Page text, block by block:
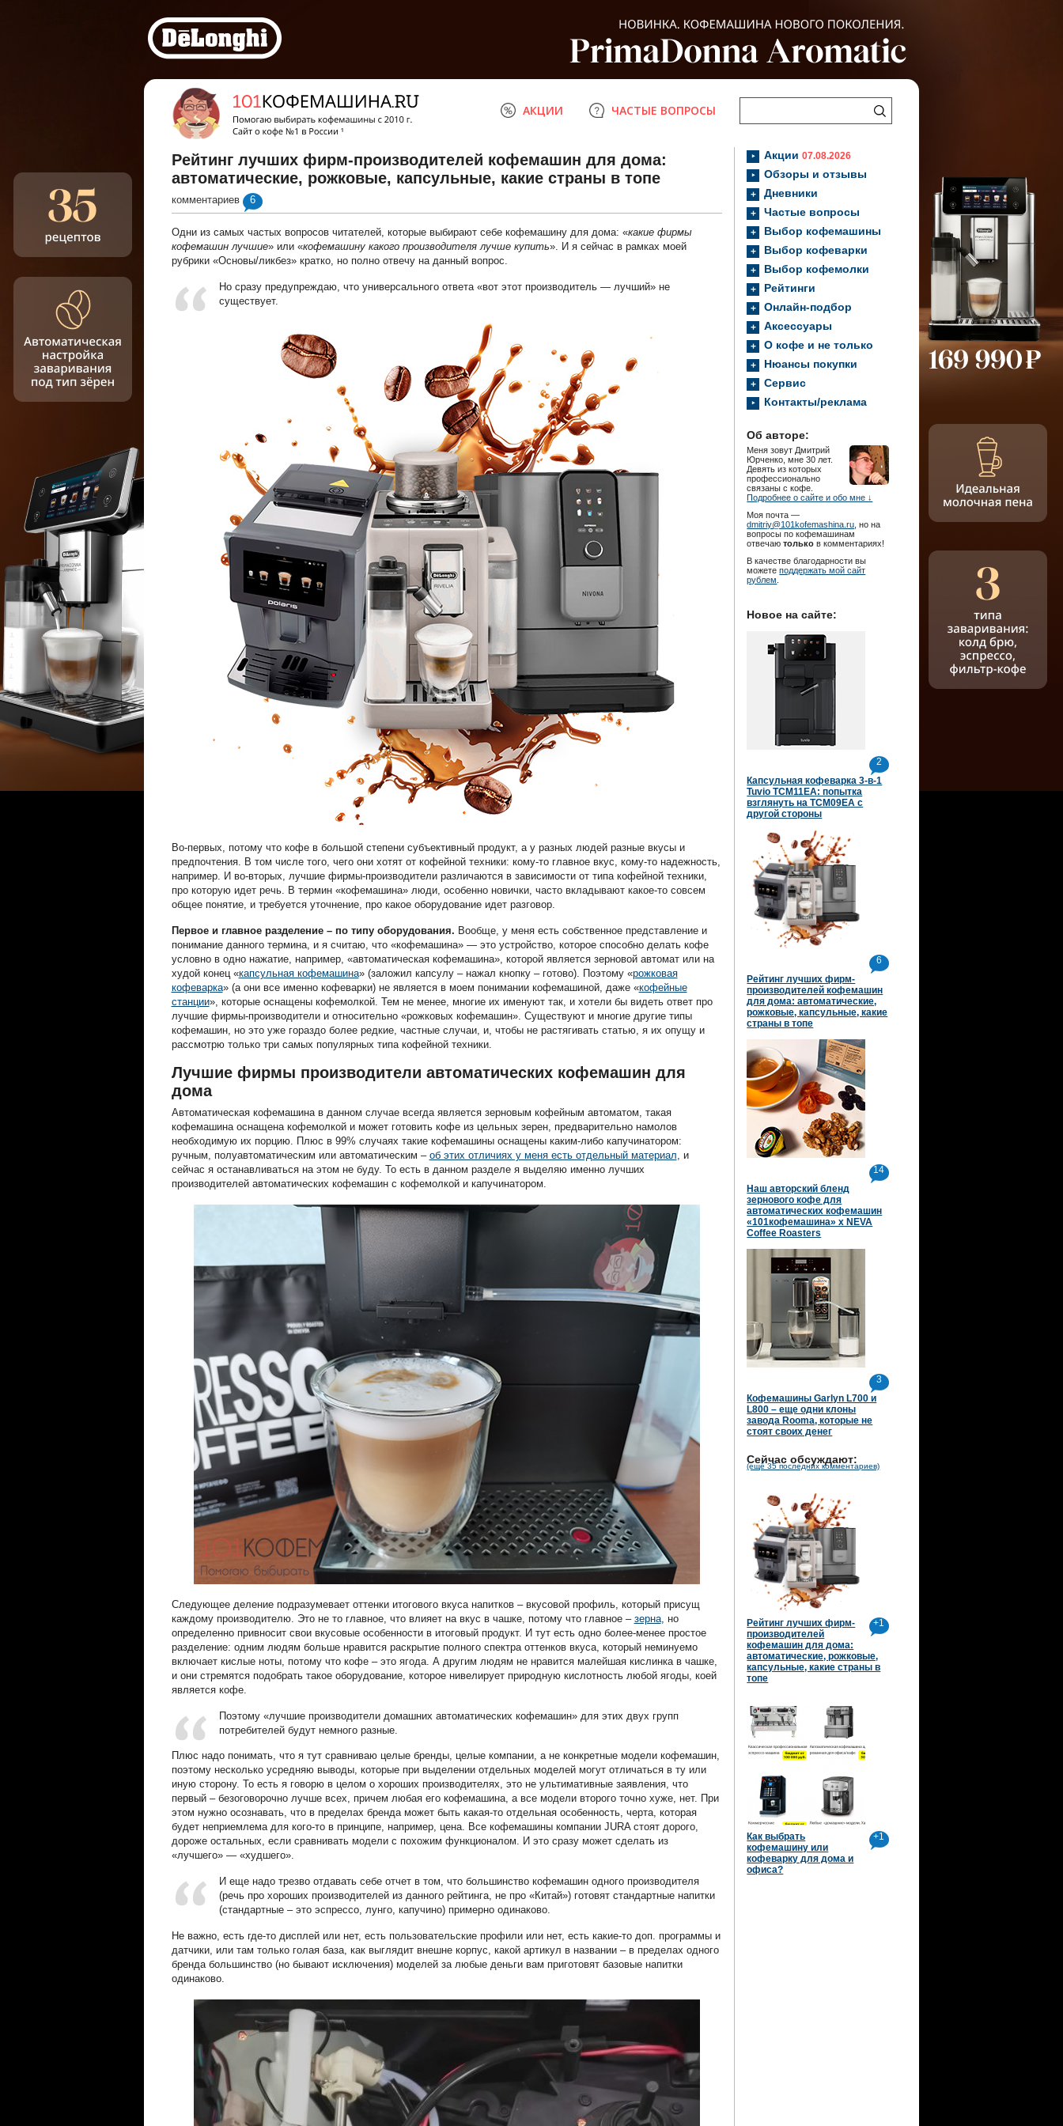
АКЦИИ ЧАСТЫЕ ВОПРОСЫ
Рейтинг лучших фирм-производителей кофемашин для дома:
автоматические, рожковые, капсульные, какие страны в топе
комментариев 6
Одни из самых частых вопросов читателей, которые выбирают себе кофемашину для дома: «какие фирмы
кофемашин лучшие» или «кофемашину какого производителя лучше купить». И я сейчас в рамках моей
рубрики «Основы/ликбез» кратко, но полно отвечу на данный вопрос.
Но сразу предупреждаю, что универсального ответа «вот этот производитель — лучший» не
существует.
Во-первых, потому что кофе в большой степени субъективный продукт, а у разных людей разные вкусы и
предпочтения. В том числе того, чего они хотят от кофейной техники: кому-то главное вкус, кому-то надежность,
например. И во-вторых, лучшие фирмы-производители различаются в зависимости от типа кофейной техники,
про которую идет речь. В термин «кофемашина» люди, особенно новички, часто вкладывают какое-то совсем
общее понятие, и требуется уточнение, про какое оборудование идет разговор.
Первое и главное разделение – по типу оборудования. Вообще, у меня есть собственное представление и
понимание данного термина, и я считаю, что «кофемашина» — это устройство, которое способно делать кофе
условно в одно нажатие, например, «автоматическая кофемашина», которой является зерновой автомат или на
худой конец «капсульная кофемашина» (заложил капсулу – нажал кнопку – готово). Поэтому «рожковая
кофеварка» (а они все именно кофеварки) не является в моем понимании кофемашиной, даже «кофейные
станции», которые оснащены кофемолкой. Тем не менее, многие их именуют так, и хотели бы видеть ответ про
лучшие фирмы-производители и относительно «рожковых кофемашин». Существуют и многие другие типы
кофемашин, но это уже гораздо более редкие, частные случаи, и, чтобы не растягивать статью, я их опущу и
рассмотрю только три самых популярных типа кофейной техники.
Лучшие фирмы производители автоматических кофемашин для
дома
Автоматическая кофемашина в данном случае всегда является зерновым кофейным автоматом, такая
кофемашина оснащена кофемолкой и может готовить кофе из цельных зерен, предварительно намолов
необходимую их порцию. Плюс в 99% случаях такие кофемашины оснащены каким-либо капучинатором:
ручным, полуавтоматическим или автоматическим – об этих отличиях у меня есть отдельный материал, и
сейчас я останавливаться на этом не буду. То есть в данном разделе я выделяю именно лучших
производителей автоматических кофемашин с кофемолкой и капучинатором.
Следующее деление подразумевает оттенки итогового вкуса напитков – вкусовой профиль, который присущ
каждому производителю. Это не то главное, что влияет на вкус в чашке, потому что главное – зерна, но
определенно привносит свои вкусовые особенности в итоговый продукт. И тут есть одно более-менее простое
разделение: одним людям больше нравится раскрытие полного спектра оттенков вкуса, который неминуемо
включает кислые ноты, потому что кофе – это ягода. А другим людям не нравится малейшая кислинка в чашке,
и они стремятся подобрать такое оборудование, которое нивелирует природную кислотность любой ягоды, коей
является кофе.
Поэтому «лучшие производители домашних автоматических кофемашин» для этих двух групп
потребителей будут немного разные.
Плюс надо понимать, что я тут сравниваю целые бренды, целые компании, а не конкретные модели кофемашин,
поэтому несколько усредняю выводы, которые при выделении отдельных моделей могут отличаться в ту или
иную сторону. То есть я говорю в целом о хороших производителях, это не ультимативные заявления, что
первый – безоговорочно лучше всех, причем любая его кофемашина, а все модели второго точно хуже, нет. При
этом нужно осознавать, что в пределах бренда может быть какая-то отдельная особенность, черта, которая
будет неприемлема для кого-то в принципе, например, цена. Все кофемашины компании JURA стоят дорого,
дороже остальных, если сравнивать модели с похожим функционалом. И это сразу может сделать из
«лучшего» — «худшего».
И еще надо трезво отдавать себе отчет в том, что большинство кофемашин одного производителя
(речь про хороших производителей из данного рейтинга, не про «Китай») готовят стандартные напитки
(стандартные – это эспрессо, лунго, капучино) примерно одинаково.
Не важно, есть где-то дисплей или нет, есть пользовательские профили или нет, есть какие-то доп. программы и
датчики, или там только голая база, как выглядит внешне корпус, какой артикул в названии – в пределах одного
бренда большинство (но бывают исключения) моделей за любые деньги вам приготовят базовые напитки
одинаково.
Акции07.08.2026
Обзоры и отзывы
Дневники
Частые вопросы
Выбор кофемашины
Выбор кофеварки
Выбор кофемолки
Рейтинги
Онлайн-подбор
Аксессуары
О кофе и не только
Нюансы покупки
Сервис
Контакты/реклама
Об авторе:
Меня зовут Дмитрий
Юрченко, мне 30 лет.
Девять из которых
профессионально
связаны с кофе.
Подробнее о сайте и обо мне ↓
Моя почта —
dmitriy@101kofemashina.ru , но на
вопросы по кофемашинам
отвечаютолько в комментариях!
В качестве благодарности вы
можетеподдержать мой сайт
рублем
Новое на сайте:
2
Капсульная кофеварка 3-в-1
Tuvio TCM11EA: попытка
взглянуть на TCM09EA с
другой стороны
6
Рейтинг лучших фирм-
производителей кофемашин
для дома: автоматические,
рожковые, капсульные, какие
страны в топе
14
Наш авторский бленд
зернового кофе для
автоматических кофемашин
«101кофемашина» х NEVA
Coffee Roasters
3
Кофемашины Garlyn L700 и
L800 – еще одни клоны
завода Rooma, которые не
стоят своих денег
Сейчас обсуждают:
(ещё 35 последних комментариев)
+1
Рейтинг лучших фирм-
производителей
кофемашин для дома:
автоматические, рожковые,
капсульные, какие страны в
топе
+1
Как выбрать
кофемашину или
кофеварку для дома и
офиса?